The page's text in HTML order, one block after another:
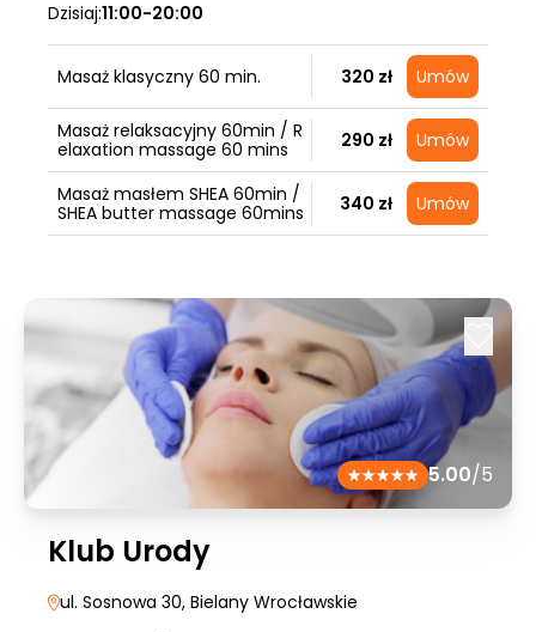
Dzisiaj:11:00-20:00
Masaż klasyczny 60 min. 320 zł Umów
Masaż relaksacyjny 60min / R
elaxation massage 60 mins
290 zł Umów
Masaż masłem SHEA 60min /
SHEA butter massage 60mins
340 zł Umów
5.00/5
Klub Urody
ul. Sosnowa 30, Bielany Wrocławskie